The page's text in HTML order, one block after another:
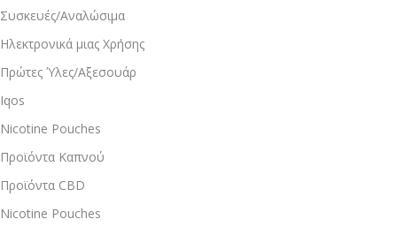
Συσκευές/Αναλώσιμα
Ηλεκτρονικά μιας Χρήσης
Πρώτες Ύλες/Αξεσουάρ
Iqos
Nicotine Pouches
Προϊόντα Καπνού
Προϊόντα CBD
Nicotine Pouches